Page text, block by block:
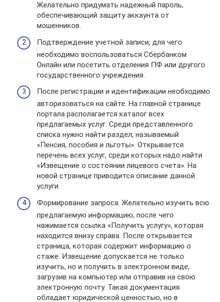
Желательно придумать надежный пароль,
обеспечивающий защиту аккаунта от
мошенников.
Подтверждение учетной записи, для чего
необходимо воспользоваться Сбербанком
Онлайн или посетить отделения ПФ или другого
государственного учреждения.
После регистрации и идентификации необходимо
авторизоваться на сайте. На главной странице
портала располагается каталог всех
предлагаемых услуг. Среди представленного
списка нужно найти раздел, называемый
«Пенсия, пособия и льготы». Открывается
перечень всех услуг, среди которых надо найти
«Извещение о состоянии лицевого счета». На
новой странице приводится описание данной
услуги.
Формирование запроса. Желательно изучить всю
предлагаемую информацию, после чего
нажимается ссылка «Получить услугу», которая
находится внизу справа. После открывается
страница, которая содержит информацию о
стаже. Извещение допускается не только
изучить, но и получить в электронном виде,
загрузив на компьютер или отправив на свою
электронную почту. Такая документация
обладает юридической ценностью, но в